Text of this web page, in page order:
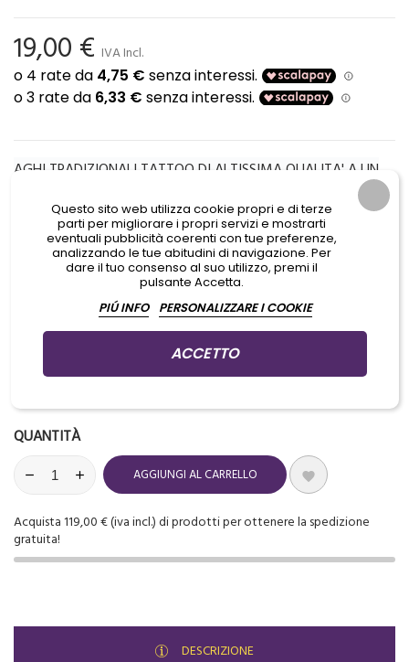
19,00 € IVA Incl.
AGHI TRADIZIONALI TATTOO DI ALTISSIMA QUALITA' A UN
FORZA, PRECISIONE E DURABILITA'
ESTREMA ACCURATEZZA NELL'AFFILATURA
Aggiungi prodotti al carrello per GUADAGNARE PUNTI che potrai
usare per ottenere dei PREMI IN REGALO
QUANTITÀ
AGGIUNGI AL CARRELLO 
Acquista 119,00 € (iva incl.) di prodotti per ottenere la spedizione
gratuita!
DESCRIZIONE
Questo sito web utilizza cookie propri e di terze
parti per migliorare i propri servizi e mostrarti
eventuali pubblicità coerenti con tue preferenze,
analizzando le tue abitudini di navigazione. Per
dare il tuo consenso al suo utilizzo, premi il
pulsante Accetta.
PIÚ INFO
PERSONALIZZARE I COOKIE
ACCETTO